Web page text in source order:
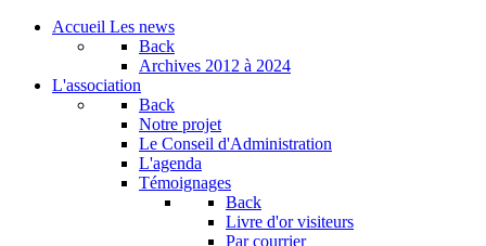
Accueil Les news
Back
Archives 2012 à 2024
L'association
Back
Notre projet
Le Conseil d'Administration
L'agenda
Témoignages
Back
Livre d'or visiteurs
Par courrier